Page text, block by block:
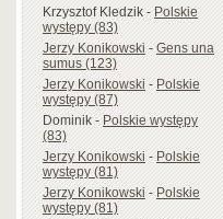
Krzysztof Kledzik-Polskie
występy (83)
Jerzy Konikowski-Gens una
sumus (123)
Jerzy Konikowski-Polskie
występy (87)
Dominik-Polskie występy
(83)
Jerzy Konikowski-Polskie
występy (81)
Jerzy Konikowski-Polskie
występy (81)